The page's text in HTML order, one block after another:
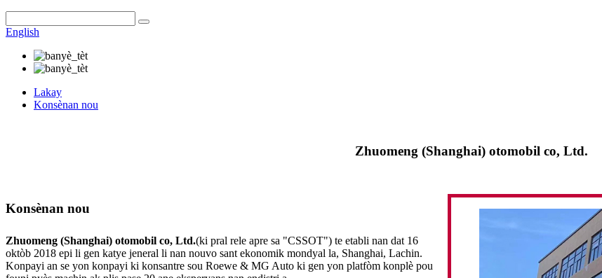
English
Lakay
Konsènan nou
Zhuomeng (Shanghai) otomobil co, Ltd.
Konsènan nou
Zhuomeng (Shanghai) otomobil co, Ltd.(ki pral rele apre sa "CSSOT") te etabli nan dat 16
oktòb 2018 epi li gen katye jeneral li nan nouvo sant ekonomik mondyal la, Shanghai, Lachin.
Konpayi an se yon konpayi ki konsantre sou Roewe & MG Auto ki gen yon platfòm konplè pou